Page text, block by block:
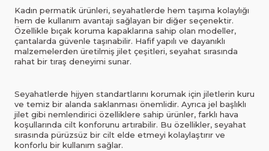
Kadın permatik ürünleri, seyahatlerde hem taşıma kolaylığı
hem de kullanım avantajı sağlayan bir diğer seçenektir.
Özellikle bıçak koruma kapaklarına sahip olan modeller,
çantalarda güvenle taşınabilir. Hafif yapılı ve dayanıklı
malzemelerden üretilmiş jilet çeşitleri, seyahat sırasında
rahat bir tıraş deneyimi sunar.
Seyahatlerde hijyen standartlarını korumak için jiletlerin kuru
ve temiz bir alanda saklanması önemlidir. Ayrıca jel başlıklı
jilet gibi nemlendirici özelliklere sahip ürünler, farklı hava
koşullarında cilt konforunu artırabilir. Bu özellikler, seyahat
sırasında pürüzsüz bir cilt elde etmeyi kolaylaştırır ve
konforlu bir kullanım sağlar.